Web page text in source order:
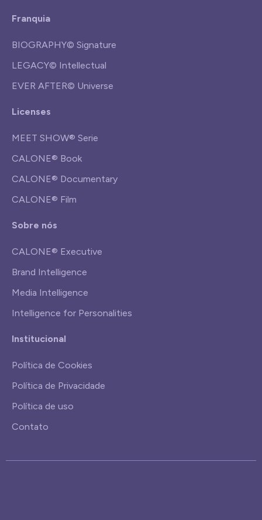
Franquia
BIOGRAPHY© Signature
LEGACY© Intellectual
EVER AFTER© Universe
Licenses
MEET SHOW® Serie
CALONE® Book
CALONE® Documentary
CALONE® Film
Sobre nós
CALONE® Executive
Brand Intelligence
Media Intelligence
Intelligence for Personalities
Institucional
Política de Cookies
Política de Privacidade
Política de uso
Contato